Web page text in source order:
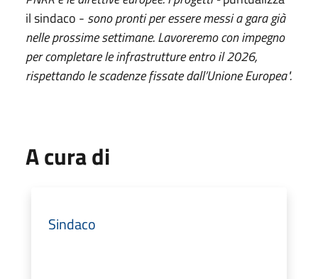
il sindaco - sono pronti per essere messi a gara già
nelle prossime settimane. Lavoreremo con impegno
per completare le infrastrutture entro il 2026,
rispettando le scadenze fissate dall’Unione Europea".
A cura di
Sindaco